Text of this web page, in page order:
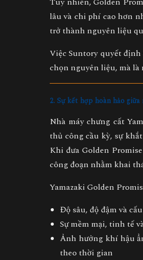
lâu và chi phí cao hơn
trở thành nguyên liệu
Việc Suntory quyết định
chọn nguyên liệu, mà là
2. Sự kết hợp hoàn hảo
Nhà máy chưng cất
thủ công cầu kỳ, sự
Khi đưa Golden
công đoạn nhằm khai
Yamazaki Golden
Độ sâu, độ đậm và
Sự mềm mại, tinh tế
Ảnh hưởng khí hậu
theo thời gian